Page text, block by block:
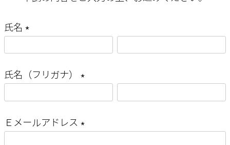
氏名
必
須
)
氏名（フリガナ）
須
Ｅメールアドレス